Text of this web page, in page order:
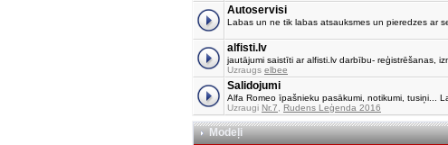
Autoservisi
Labas un ne tik labas atsauksmes un pieredzes ar
alfisti.lv
jautājumi saistīti ar alfisti.lv darbību- reģistrēšanas,
Uzraugs elbee
Salidojumi
Alfa Romeo īpašnieku pasākumi, notikumi, tusiņi...
Uzraugi Nr.7 Rudens Leģenda 2016
Modeļi